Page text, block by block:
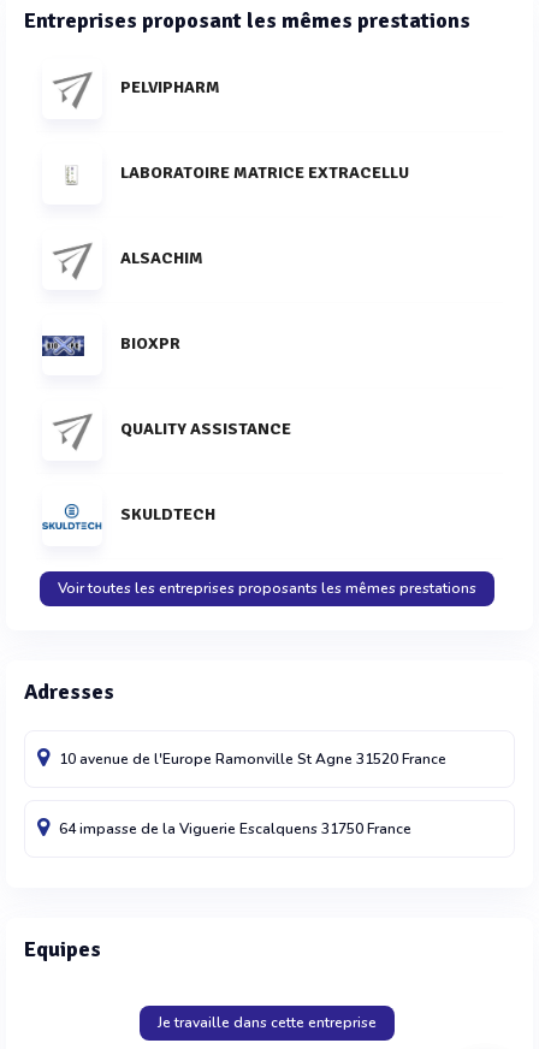
Entreprises proposant les mêmes prestations
PELVIPHARM
LABORATOIRE MATRICE EXTRACELLU
ALSACHIM
BIOXPR
QUALITY ASSISTANCE
SKULDTECH
Voir toutes les entreprises proposants les mêmes prestations
Adresses
10 avenue de l'Europe Ramonville St Agne 31520France
64 impasse de la Viguerie Escalquens31750France
Equipes
Je travaille dans cette entreprise